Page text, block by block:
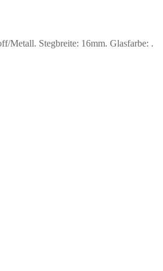
Metall. Stegbreite: 16mm. Glasfarbe: .